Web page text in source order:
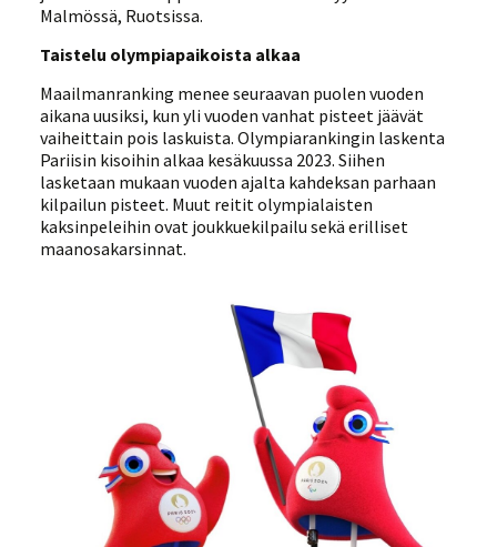
Malmössä, Ruotsissa.
Taistelu olympiapaikoista alkaa
Maailmanranking menee seuraavan puolen vuoden
aikana uusiksi, kun yli vuoden vanhat pisteet jäävät
vaiheittain pois laskuista. Olympiarankingin laskenta
Pariisin kisoihin alkaa kesäkuussa 2023. Siihen
lasketaan mukaan vuoden ajalta kahdeksan parhaan
kilpailun pisteet. Muut reitit olympialaisten
kaksinpeleihin ovat joukkuekilpailu sekä erilliset
maanosakarsinnat.